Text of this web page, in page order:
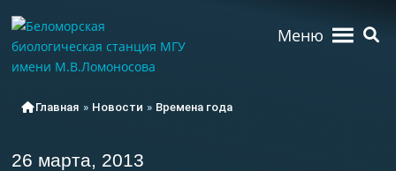
Меню
Главная » Новости » Времена года
26 марта, 2013